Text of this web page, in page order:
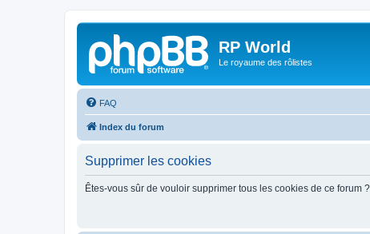
RP World
Le royaume des rôlistes
FAQ
Index du forum
Supprimer les cookies
Êtes-vous sûr de vouloir supprimer tous les cookies de ce forum ?